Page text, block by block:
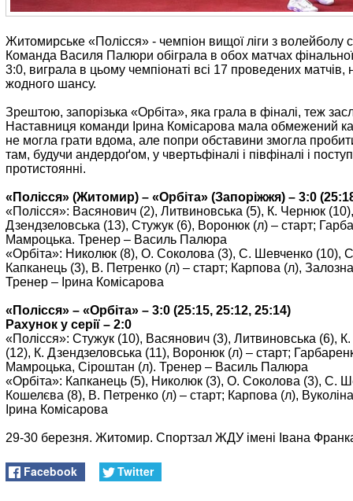
Житомирське «Полісся» - чемпіон вищої ліги з волейболу
Команда Василя Палюри обіграла в обох матчах фінальної
3:0, виграла в цьому чемпіонаті всі 17 проведених
жодного шансу.
Зрештою, запорізька «Орбіта», яка грала в фіналі, теж
Наставниця команди Ірина Комісарова мала обмежений
не могла грати вдома, але попри обставини змогла
там, будучи андердоґом, у чвертьфіналі і півфіналі і
протистоянні.
«Полісся» (Житомир) – «Орбіта» (Запоріжжя) – 3:0
«Полісся»: Васянович (2), Литвиновська (5), К. Чернюк
Дзендзеловська (13), Стужук (6), Воронюк (л) – старт;
Мамроцька. Тренер – Василь Палюра
«Орбіта»: Николюк (8), О. Соколова (3), С. Шевченко (10),
Капканець (3), В. Петренко (л) – старт; Карпова (л),
Тренер – Ірина Комісарова
«Полісся» – «Орбіта» – 3:0 (25:15, 25:12, 25:14)
Рахунок у серії – 2:0
«Полісся»: Стужук (10), Васянович (3), Литвиновська (6),
(12), К. Дзендзеловська (11), Воронюк (л) – старт;
Мамроцька, Сіроштан (л). Тренер – Василь Палюра
«Орбіта»: Капканець (5), Николюк (3), О. Соколова (3), С.
Кошелєва (8), В. Петренко (л) – старт; Карпова (л),
Ірина Комісарова
29-30 березня. Житомир. Спортзал ЖДУ імені Івана
Facebook Twitter